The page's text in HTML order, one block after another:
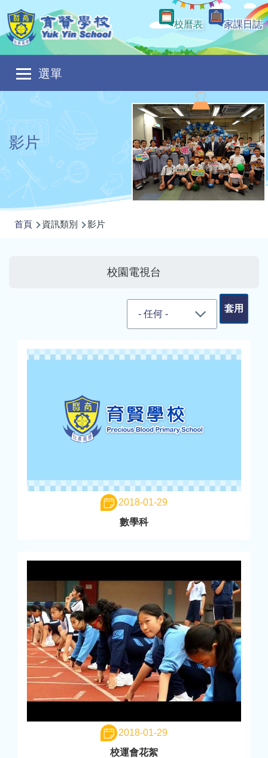
移至主內容
校曆表
家課日誌
選單
Main
navigation
影片
導
首頁 資訊類別 影片
校園電視台
2018-01-29
數學科
2018-01-29
校運會花絮